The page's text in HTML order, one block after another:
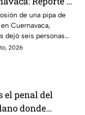
tras estallido
de una pipa de
Cuernavaca,
dejó seis personas
IMSS informó
2026
el penal del
donde